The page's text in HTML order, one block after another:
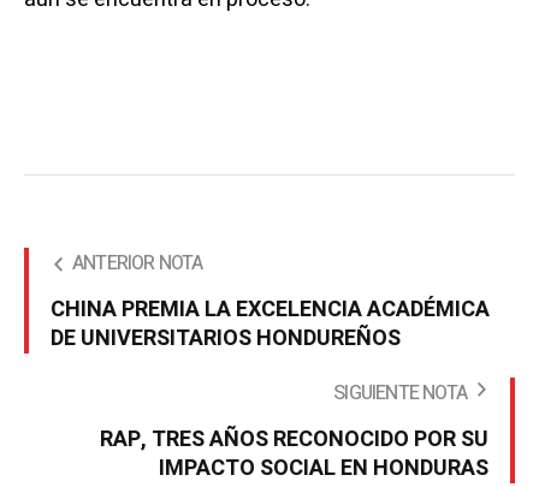
ANTERIOR NOTA
CHINA PREMIA LA EXCELENCIA ACADÉMICA
DE UNIVERSITARIOS HONDUREÑOS
SIGUIENTE NOTA
RAP, TRES AÑOS RECONOCIDO POR SU
IMPACTO SOCIAL EN HONDURAS